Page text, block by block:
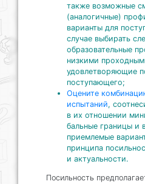
также возможные
(аналогичные)
варианты для
случае выбирать
образовательные
низкими
удовлетворяющие
поступающего;
Оцените
испытаний,
в их отношении
бальные границы и
приемлемые
принципа
и актуальности.
Посильность